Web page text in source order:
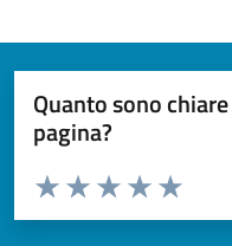
Quanto sono
pagina?
Valuta da 1 a 5 stelle la pagina
Valuta 5
Valuta 4
Valuta 3 stelle
Valuta 2 stelle su 5
Valuta 1 stelle su 5